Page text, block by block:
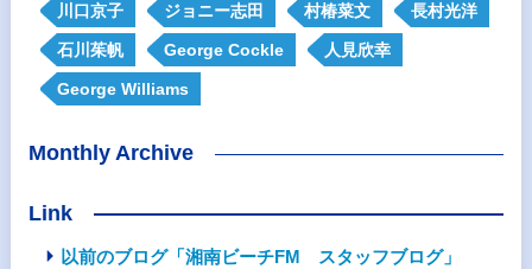
川口京子 ジョニー志田 村椿菜文 長村光洋
石川茱帆 George Cockle 人見欣幸
George Williams
Monthly Archive
Link
以前のブログ「湘南ビーチFM スタッフブログ」